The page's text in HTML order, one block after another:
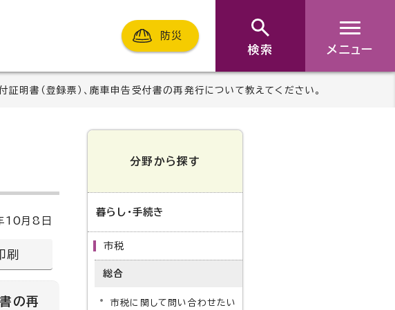
防災
検索 メニュー
証明書（登録票）、廃車申告受付書の再発行について教えてください。
10 月8日
刷
の再
分野から探す
暮らし・手続き
市税
総合
市税に関して問い合わせたい